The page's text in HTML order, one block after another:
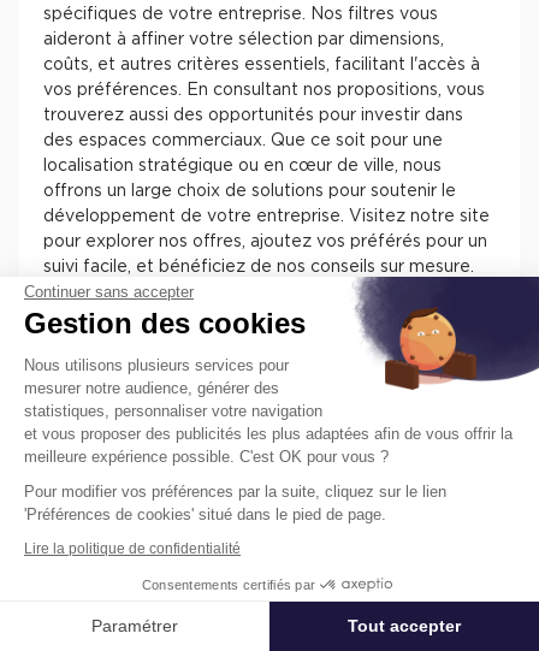
Affiner ma recherche
spécifiques de votre entreprise. Nos filtres vous
aideront à affiner votre sélection par dimensions,
coûts, et autres critères essentiels, facilitant l'accès à
vos préférences. En consultant nos propositions, vous
trouverez aussi des opportunités pour investir dans
des espaces commerciaux. Que ce soit pour une
localisation stratégique ou en cœur de ville, nous
offrons un large choix de solutions pour soutenir le
développement de votre entreprise. Visitez notre site
pour explorer nos offres, ajoutez vos préférés pour un
suivi facile, et bénéficiez de nos conseils sur mesure.
Chez Cushman & Wakefield, nous nous engageons à
vous assister dans la sélection de l'espace parfait pour
Trouvez facilement nos annonces de
locaux à louer ou à vendre en France
pour installer votre entreprise.
Les différentes offres de locaux en France présentent
trouverez des informations concernant l’actif, des
Continuer sans accepter
Gestion des cookies
Nous utilisons plusieurs services pour
mesurer notre audience, générer des
statistiques, personnaliser votre navigation
et vous proposer des publicités les plus adaptées afin de vous offrir la
meilleure expérience possible. C'est OK pour vous ?
Pour modifier vos préférences par la suite, cliquez sur le lien
'Préférences de cookies' situé dans le pied de page.
Lire la politique de confidentialité
Consentements certifiés par
Paramétrer Tout accepter